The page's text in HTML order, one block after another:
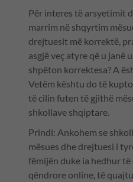
Për interes të arsyetimit
marrim në shqyrtim
drejtuesit më korrektë,
asgjë veç atyre që u janë
shpëton korrektesa? A
Vetëm kështu do të
të cilin futen të gjithë
shkollave shqiptare.
Prindi: Ankohem se
mësues dhe drejtuesi i
fëmijën duke ia hedhur
qëndrore online, të